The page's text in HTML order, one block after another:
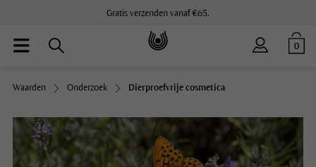
Gratis verzenden vanaf €65.
0
Waarden Onderzoek Dierproefvrije cosmetica